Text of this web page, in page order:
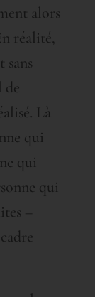
alors
réalité,
sans
de
Là
qui
qui
qui
–